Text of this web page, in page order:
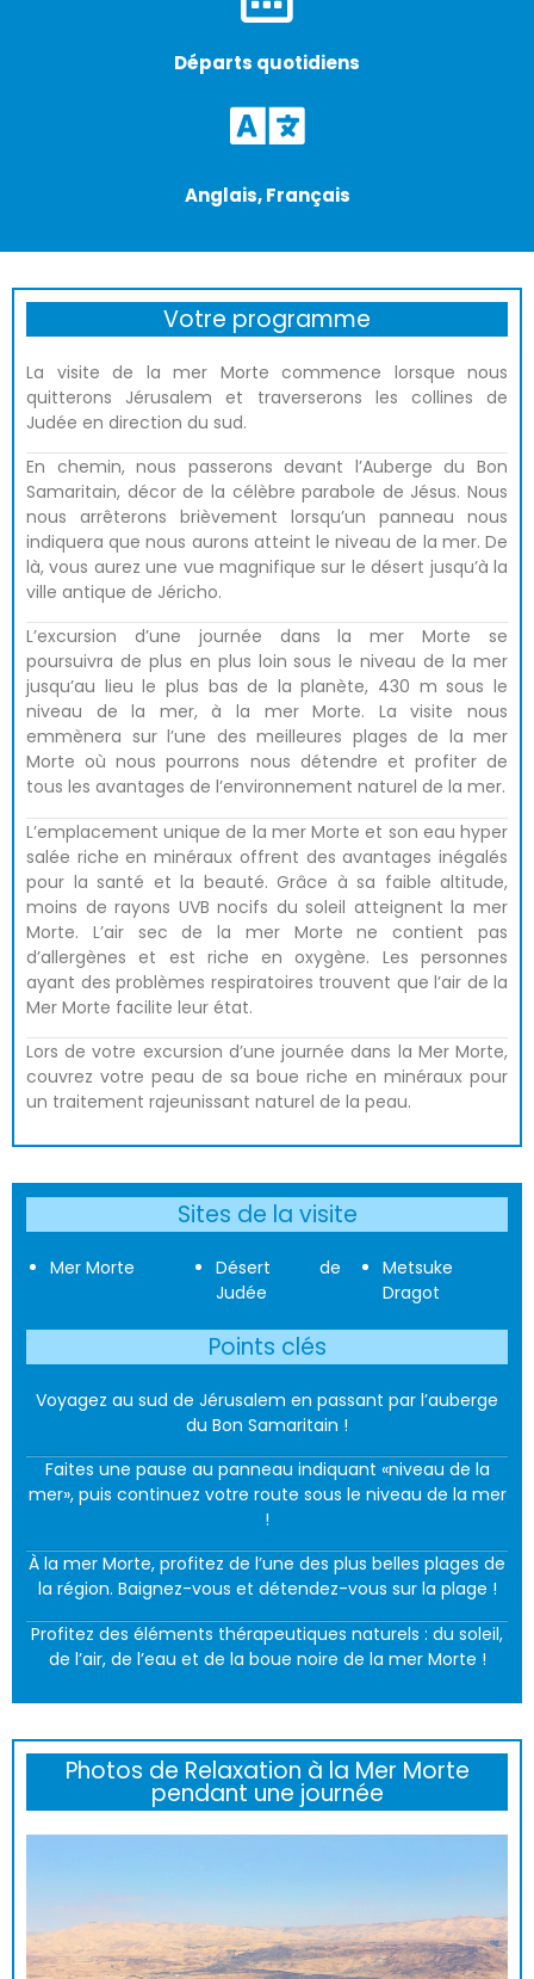
Départs quotidiens
Anglais, Français
Votre programme
La visite de la mer Morte commence lorsque nous
quitterons Jérusalem et traverserons les collines de
Judée en direction du sud.
En chemin, nous passerons devant l’Auberge du Bon
Samaritain, décor de la célèbre parabole de Jésus. Nous
nous arrêterons brièvement lorsqu’un panneau nous
indiquera que nous aurons atteint le niveau de la mer. De
là, vous aurez une vue magnifique sur le désert jusqu’à la
ville antique de Jéricho.
L’excursion d’une journée dans la mer Morte se
poursuivra de plus en plus loin sous le niveau de la mer
jusqu’au lieu le plus bas de la planète, 430 m sous le
niveau de la mer, à la mer Morte. La visite nous
emmènera sur l’une des meilleures plages de la mer
Morte où nous pourrons nous détendre et profiter de
tous les avantages de l’environnement naturel de la mer.
L’emplacement unique de la mer Morte et son eau hyper
salée riche en minéraux offrent des avantages inégalés
pour la santé et la beauté. Grâce à sa faible altitude,
moins de rayons UVB nocifs du soleil atteignent la mer
Morte. L’air sec de la mer Morte ne contient pas
d’allergènes et est riche en oxygène. Les personnes
ayant des problèmes respiratoires trouvent que l’air de la
Mer Morte facilite leur état.
Lors de votre excursion d’une journée dans la Mer Morte,
couvrez votre peau de sa boue riche en minéraux pour
un traitement rajeunissant naturel de la peau.
Sites de la visite
Mer Morte
Désert de
Judée
Metsuke
Dragot
Points clés
Voyagez au sud de Jérusalem en passant par l’auberge
du Bon Samaritain !
Faites une pause au panneau indiquant «niveau de la
mer», puis continuez votre route sous le niveau de la mer
!
À la mer Morte, profitez de l’une des plus belles plages de
la région. Baignez-vous et détendez-vous sur la plage !
Profitez des éléments thérapeutiques naturels : du soleil,
de l’air, de l’eau et de la boue noire de la mer Morte !
Photos de Relaxation à la Mer Morte
pendant une journée